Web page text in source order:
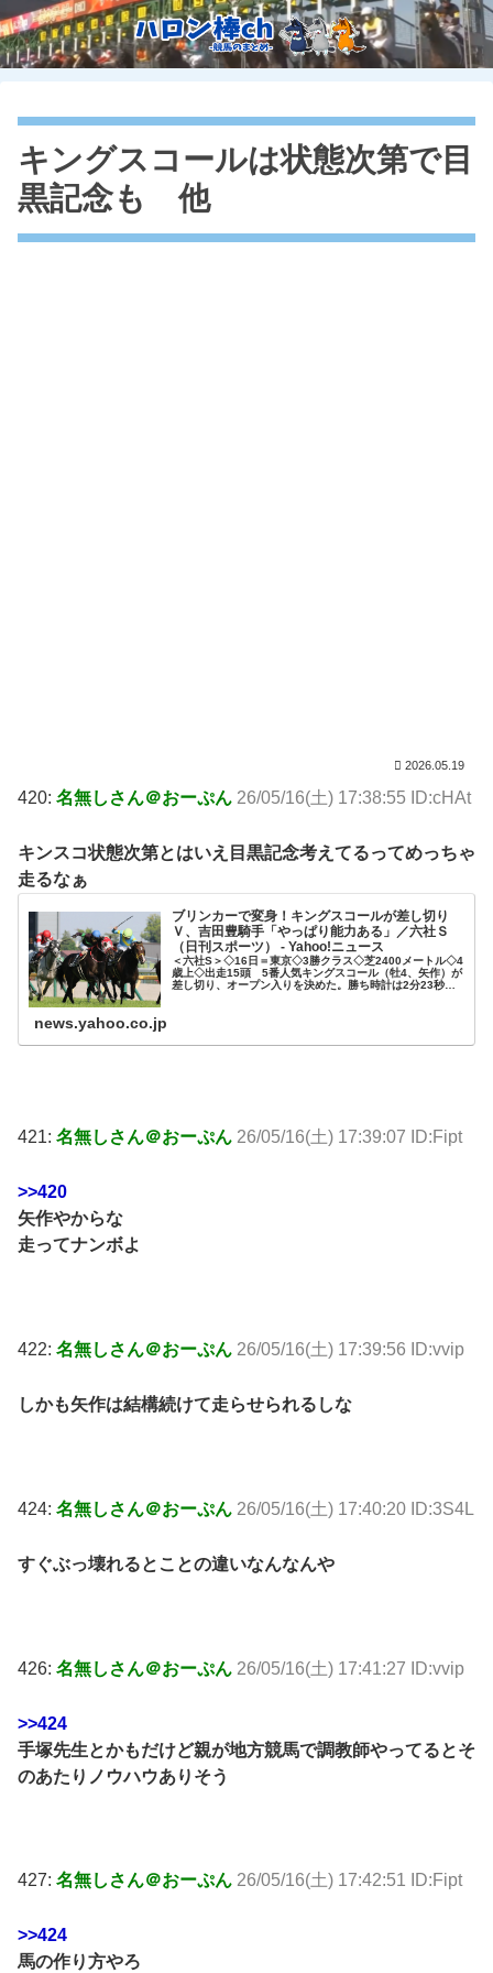
キングスコールは状態次第で目
黒記念も 他
2026.05.19
420: 名無しさん＠おーぷん 26/05/16(土) 17:38:55 ID:cHAt
キンスコ状態次第とはいえ目黒記念考えてるってめっちゃ
走るなぁ
ブリンカーで変身！キングスコールが差し切り
Ｖ、吉田豊騎手「やっぱり能力ある」／六社Ｓ
（日刊スポーツ） - Yahoo!ニュース
＜六社S＞◇16日＝東京◇3勝クラス◇芝2400メートル◇4
歳上◇出走15頭 5番人気キングスコール（牡4、矢作）が
差し切り、オープン入りを決めた。勝ち時計は2分23秒
news.yahoo.co.jp
421: 名無しさん＠おーぷん 26/05/16(土) 17:39:07 ID:Fipt
>>420
矢作やからな
走ってナンボよ
422: 名無しさん＠おーぷん 26/05/16(土) 17:39:56 ID:vvip
しかも矢作は結構続けて走らせられるしな
424: 名無しさん＠おーぷん 26/05/16(土) 17:40:20 ID:3S4L
すぐぶっ壊れるとことの違いなんなんや
426: 名無しさん＠おーぷん 26/05/16(土) 17:41:27 ID:vvip
>>424
手塚先生とかもだけど親が地方競馬で調教師やってるとそ
のあたりノウハウありそう
427: 名無しさん＠おーぷん 26/05/16(土) 17:42:51 ID:Fipt
>>424
馬の作り方やろ